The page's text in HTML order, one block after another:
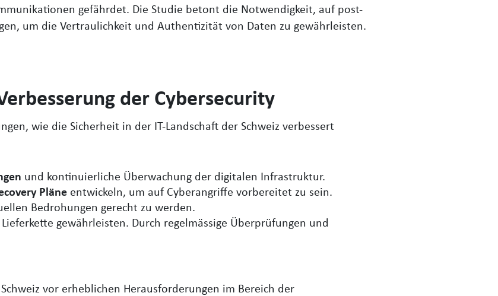
gefährdet. Die Studie betont die Notwendigkeit, auf post-
um die Vertraulichkeit und Authentizität von Daten zu gewährleisten.
der Cybersecurity
wie die Sicherheit in der IT-Landschaft der Schweiz verbessert
und kontinuierliche Überwachung der digitalen Infrastruktur.
Pläne entwickeln, um auf Cyberangriffe vorbereitet zu sein.
Bedrohungen gerecht zu werden.
gewährleisten. Durch regelmässige Überprüfungen und
vor erheblichen Herausforderungen im Bereich der